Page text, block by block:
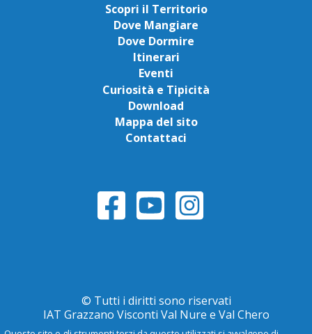
Scopri il Territorio
Dove Mangiare
Dove Dormire
Itinerari
Eventi
Curiosità e Tipicità
Download
Mappa del sito
Contattaci
© Tutti i diritti sono riservati
IAT Grazzano Visconti Val Nure e Val Chero